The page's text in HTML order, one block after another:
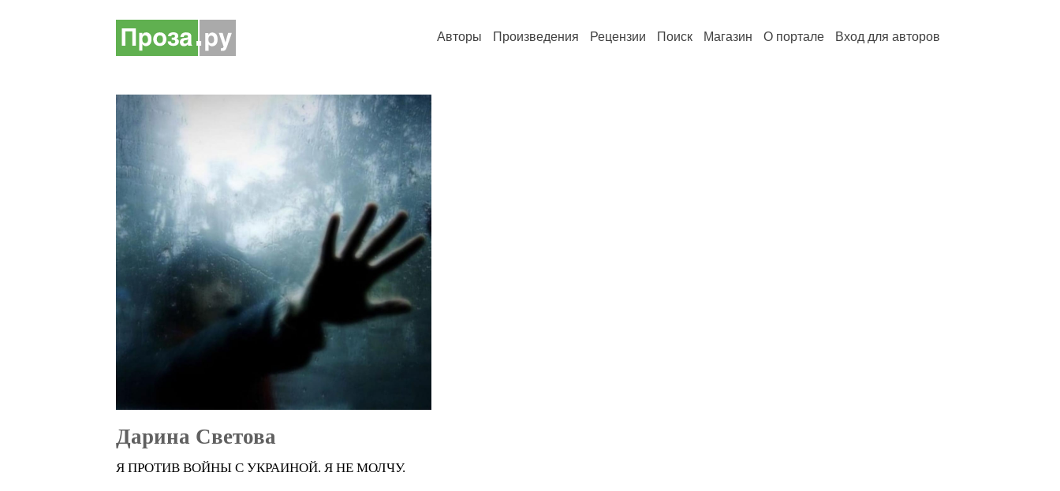
Авторы Произведения Рецензии Поиск Магазин О портале Вход для авторов
Дарина Светова
Я ПРОТИВ ВОЙНЫ С УКРАИНОЙ. Я НЕ МОЛЧУ.